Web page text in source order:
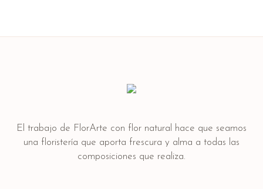
El trabajo de FlorArte con flor natural hace que seamos
una floristería que aporta frescura y alma a todas las
composiciones que realiza.